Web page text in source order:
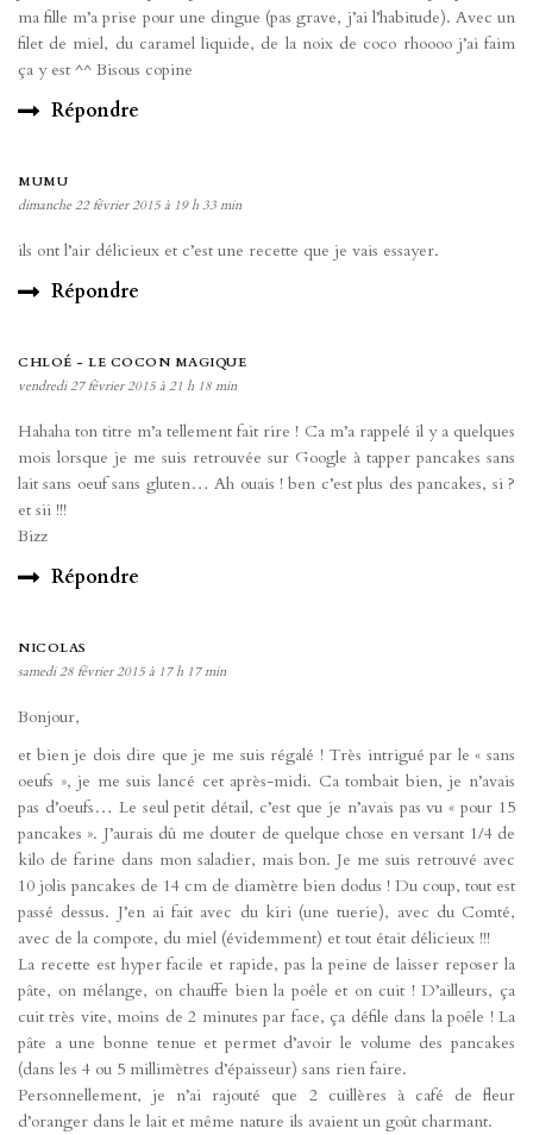
ma fille m’a prise pour une dingue (pas grave, j’ai l’habitude). Avec un
filet de miel, du caramel liquide, de la noix de coco rhoooo j’ai faim
ça y est ^^ Bisous copine
Répondre
MUMU
dimanche 22 février 2015 à 19 h 33 min
ils ont l’air délicieux et c’est une recette que je vais essayer.
Répondre
CHLOÉ - LE COCON MAGIQUE
vendredi 27 février 2015 à 21 h 18 min
Hahaha ton titre m’a tellement fait rire ! Ca m’a rappelé il y a quelques
mois lorsque je me suis retrouvée sur Google à tapper pancakes sans
lait sans oeuf sans gluten… Ah ouais ! ben c’est plus des pancakes, si ?
et sii !!!
Bizz
Répondre
NICOLAS
samedi 28 février 2015 à 17 h 17 min
Bonjour,
et bien je dois dire que je me suis régalé ! Très intrigué par le « sans
oeufs », je me suis lancé cet après-midi. Ca tombait bien, je n’avais
pas d’oeufs… Le seul petit détail, c’est que je n’avais pas vu « pour 15
pancakes ». J’aurais dû me douter de quelque chose en versant 1/4 de
kilo de farine dans mon saladier, mais bon. Je me suis retrouvé avec
10 jolis pancakes de 14 cm de diamètre bien dodus ! Du coup, tout est
passé dessus. J’en ai fait avec du kiri (une tuerie), avec du Comté,
avec de la compote, du miel (évidemment) et tout était délicieux !!!
La recette est hyper facile et rapide, pas la peine de laisser reposer la
pâte, on mélange, on chauffe bien la poêle et on cuit ! D’ailleurs, ça
cuit très vite, moins de 2 minutes par face, ça défile dans la poêle ! La
pâte a une bonne tenue et permet d’avoir le volume des pancakes
(dans les 4 ou 5 millimètres d’épaisseur) sans rien faire.
Personnellement, je n’ai rajouté que 2 cuillères à café de fleur
d’oranger dans le lait et même nature ils avaient un goût charmant.